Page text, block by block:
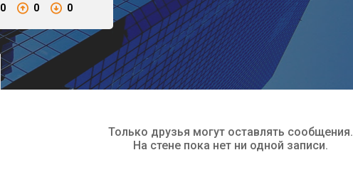
0 0 0
Только друзья могут оставлять сообщения.
На стене пока нет ни одной записи.